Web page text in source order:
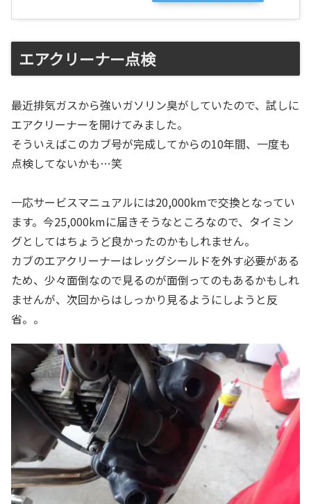
エアクリーナー点検
最近排気ガスから強いガソリン臭がしていたので、試しに
エアクリーナーを開けてみました。
そういえばこのカブ号が完成してからの10年間、一度も
点検してないかも…笑
一応サービスマニュアルには20,000kmで交換となってい
ます。今25,000kmに届きそうなところなので、タイミン
グとしてはちょうど良かったのかもしれません。
カブのエアクリーナーはレッグシールドを外す必要がある
ため、少々面倒なので見るのが面倒ってのもあるかもしれ
ませんが、次回からはしっかり見るようにしようと反
省。。